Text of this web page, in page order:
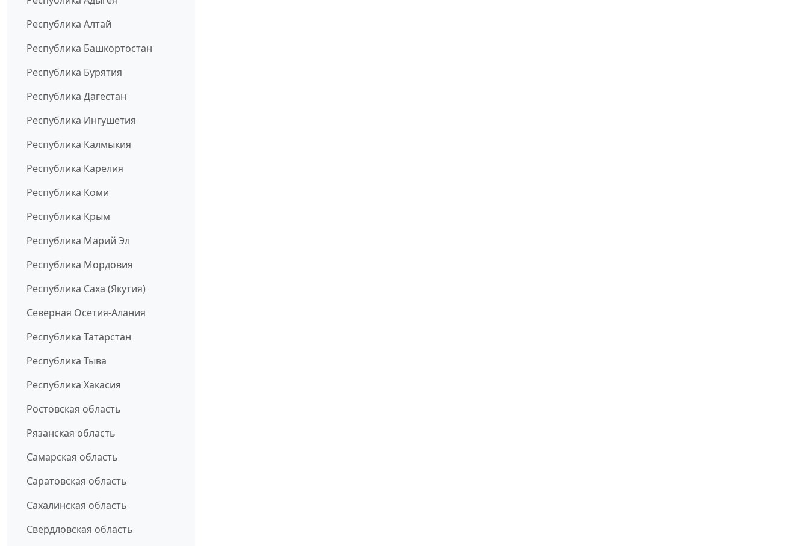
Республика Алтай
Республика Башкортостан
Республика Бурятия
Республика Дагестан
Республика Ингушетия
Республика Калмыкия
Республика Карелия
Республика Коми
Республика Крым
Республика Марий Эл
Республика Мордовия
Республика Саха (Якутия)
Северная Осетия-Алания
Республика Татарстан
Республика Тыва
Республика Хакасия
Ростовская область
Рязанская область
Самарская область
Саратовская область
Сахалинская область
Свердловская область